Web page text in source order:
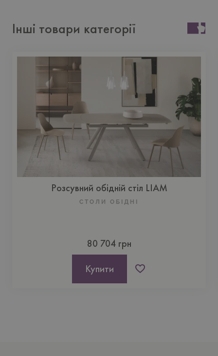
Інші товари категорії
Розсувний обідній стіл LIAM
СТОЛИ ОБІДНІ
80 704 грн
Купити